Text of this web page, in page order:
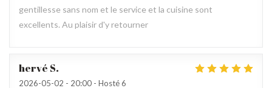
gentillesse sans nom et le service et la cuisine sont
excellents. Au plaisir d'y retourner
hervé S
2026-05-02 - 20:00 - Hosté 6